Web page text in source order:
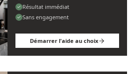
Résultat immédiat
Sans engagement
Démarrer l'aide au choix